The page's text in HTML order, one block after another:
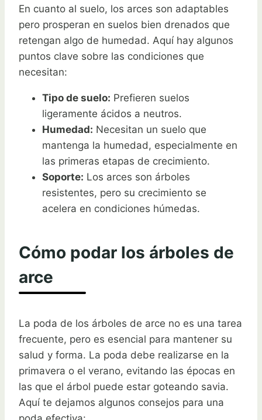
En cuanto al suelo, los arces son adaptables
pero prosperan en suelos bien drenados que
retengan algo de humedad. Aquí hay algunos
puntos clave sobre las condiciones que
necesitan:
Tipo de suelo: Prefieren suelos
ligeramente ácidos a neutros.
Humedad: Necesitan un suelo que
mantenga la humedad, especialmente en
las primeras etapas de crecimiento.
Soporte: Los arces son árboles
resistentes, pero su crecimiento se
acelera en condiciones húmedas.
Cómo podar los árboles de
arce
La poda de los árboles de arce no es una tarea
frecuente, pero es esencial para mantener su
salud y forma. La poda debe realizarse en la
primavera o el verano, evitando las épocas en
las que el árbol puede estar goteando savia.
Aquí te dejamos algunos consejos para una